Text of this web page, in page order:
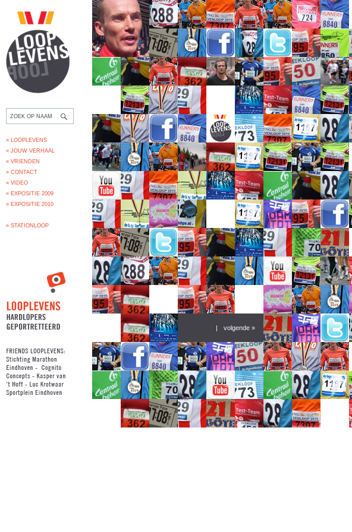
» LOOPLEVENS
» JOUW VERHAAL
» VRIENDEN
» CONTACT
» VIDEO
» EXPOSITIE 2009
» EXPOSITIE 2010
» STATIONLOOP
| volgende »